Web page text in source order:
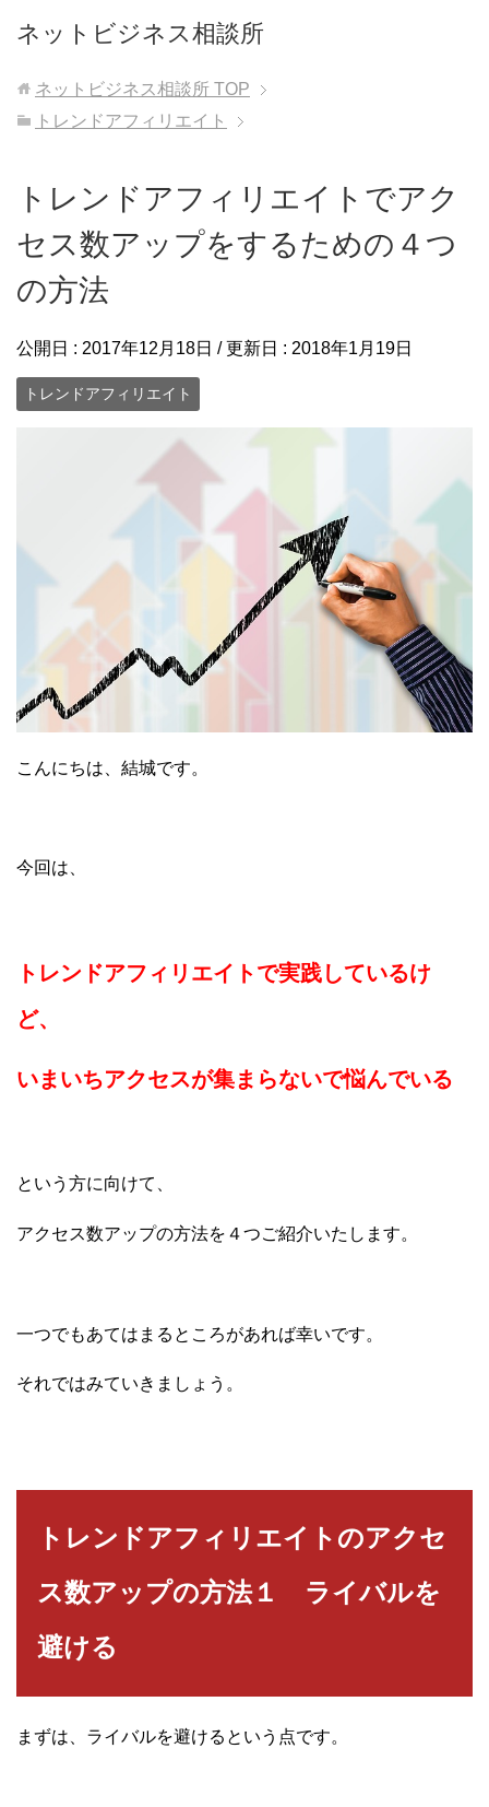
ネットビジネス相談所
ネットビジネス相談所 TOP
トレンドアフィリエイト
トレンドアフィリエイトでアク
セス数アップをするための４つ
の方法
公開日 : 2017年12月18日 / 更新日 : 2018年1月19日
トレンドアフィリエイト
こんにちは、結城です。
今回は、
トレンドアフィリエイトで実践しているけ
ど、
いまいちアクセスが集まらないで悩んでいる
という方に向けて、
アクセス数アップの方法を４つご紹介いたします。
一つでもあてはまるところがあれば幸いです。
それではみていきましょう。
トレンドアフィリエイトのアクセ
ス数アップの方法１ ライバルを
避ける
まずは、ライバルを避けるという点です。